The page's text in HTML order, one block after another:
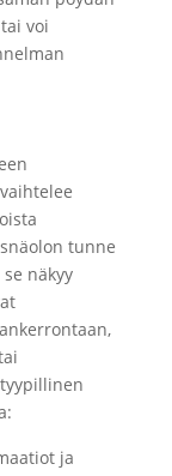
voi
tunne
näkyy
ja